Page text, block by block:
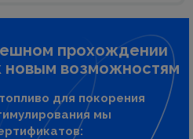
прохождении
новым возможностям
для покорения
мы